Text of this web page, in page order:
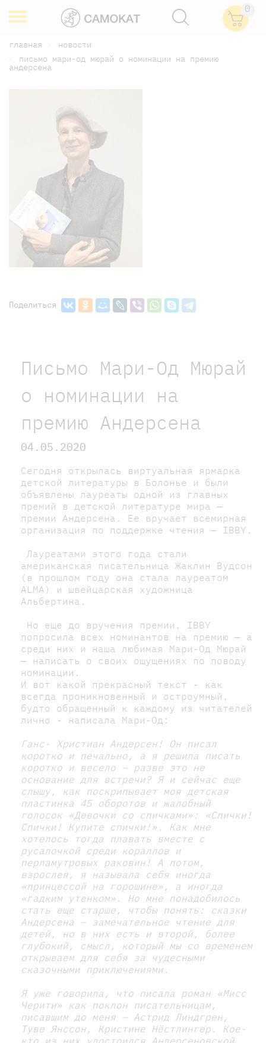
0
главная
новости
письмо мари-од мюрай о номинации на премию
андерсена
Поделиться
Письмо Мари-Од Мюрай
о номинации на
премию Андерсена
04.05.2020
Сегодня открылась виртуальная ярмарка
детской литературы в Болонье и были
объявлены лауреаты одной из главных
премий в детской литературе мира —
премии Андерсена. Ее вручает всемирная
организация по поддержке чтения — IBBY.
Лауреатами этого года стали
американская писательница Жаклин Вудсон
(в прошлом году она стала лауреатом
ALMA) и швейцарская художница
Альбертина.
Но еще до вручения премии, IBBY
попросила всех номинантов на премию — а
среди них и наша любимая Мари-Од Мюрай
— написать о своих ощущениях по поводу
номинации.
И вот какой прекрасный текст - как
всегда проникновенный и остроумный,
будто обращенный к каждому из читателей
лично - написала Мари-Од:
Ганс- Христиан Андерсен! Он писал
коротко и печально, а я решила писать
коротко и весело – разве это не
основание для встречи? Я и сейчас еще
слышу, как поскрипывает моя детская
пластинка 45 оборотов и жалобный
голосок «Девочки со спичками»: «Спички!
Спички! Купите спички!». Как мне
хотелось тогда плавать вместе с
русалочкой среди кораллов и
перламутровых раковин! А потом,
взрослея, я называла себя иногда
«принцессой на горошине», а иногда
«гадким утенком». Но мне понадобилось
стать еще старше, чтобы понять: сказки
Андерсена – замечательное чтение для
детей, но в них есть и второй, более
глубокий, смысл, который мы со временем
открываем для себя за чудесными
сказочными приключениями.
Я уже говорила, что писала роман «Мисс
Черити» как поклон писательницам,
писавшим до меня – Астрид Линдгрен,
Туве Янссон, Кристине Нёстлингер. Кое-
кто из них удостоился Андерсеновской